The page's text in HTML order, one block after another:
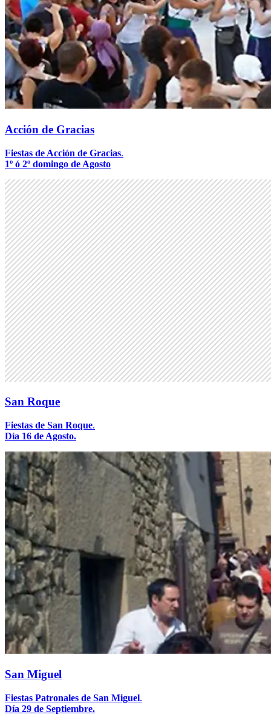
Acción de Gracias
Fiestas de Acción de Gracias.
1º ó 2º domingo de Agosto
San Roque
Fiestas de San Roque.
Día 16 de Agosto.
San Miguel
Fiestas Patronales de San Miguel.
Día 29 de Septiembre.